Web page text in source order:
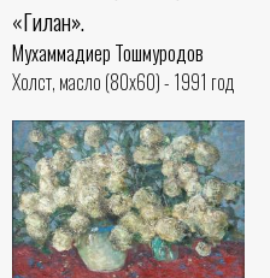
«Гилан».
Мухаммадиер Тошмуродов
Холст, масло (80x60) - 1991 год